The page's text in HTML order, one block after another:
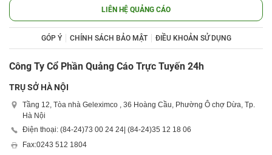
LIÊN HỆ QUẢNG CÁO
GÓP Ý CHÍNH SÁCH BẢO MẬT ĐIỀU KHOẢN SỬ DỤNG
Công Ty Cổ Phần Quảng Cáo Trực Tuyến 24h
TRỤ SỞ HÀ NỘI
Tầng 12, Tòa nhà Geleximco , 36 Hoàng Cầu, Phường Ô chợ Dừa, Tp.
Hà Nội
Điện thoại: (84-24)73 00 24 24 | (84-24)35 12 18 06
Fax:0243 512 1804